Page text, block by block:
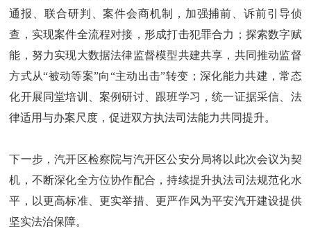
通报、联合研判、案件会商机制，加强捕前、诉前引导侦
查，实现案件全流程对接，形成打击犯罪合力；探索数字赋
能，努力实现大数据法律监督模型共建共享，共同推动监督
方式从“被动等案”向“主动出击”转变；深化能力共建，常态
化开展同堂培训、案例研讨、跟班学习，统一证据采信、法
律适用与办案尺度，促进双方执法司法能力共同提升。
下一步，汽开区检察院与汽开区公安分局将以此次会议为契
机，不断深化全方位协作配合，持续提升执法司法规范化水
平，以更高标准、更实举措、更严作风为平安汽开建设提供
坚实法治保障。